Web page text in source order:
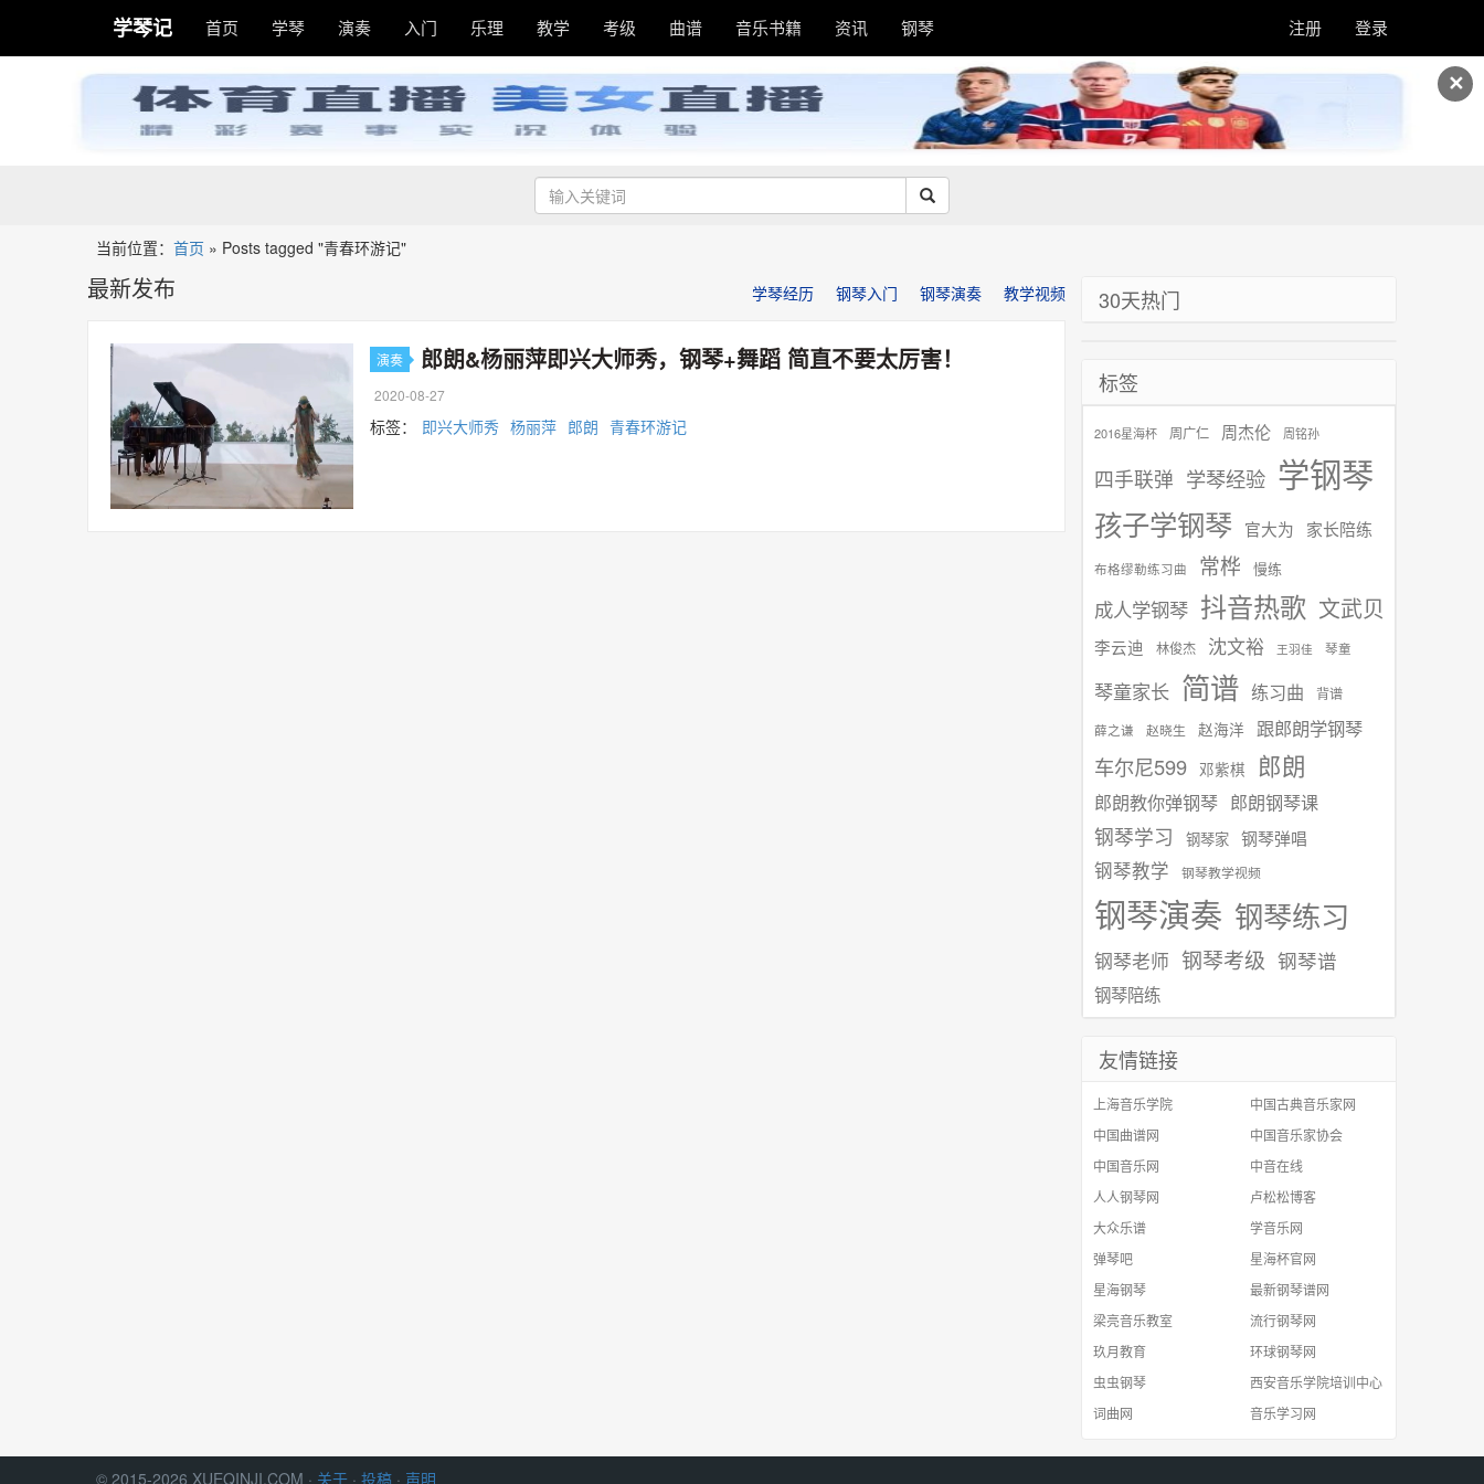
✕
学琴记 首页 学琴 演奏 入门 乐理 教学 考级 曲谱 音乐书籍 资讯 钢琴 注册 登录
当前位置： 首页 » Posts tagged "青春环游记"
最新发布 学琴经历 钢琴入门 钢琴演奏 教学视频
演奏 郎朗&杨丽萍即兴大师秀，钢琴+舞蹈 简直不要太厉害！
2020-08-27
标签： 即兴大师秀 杨丽萍 郎朗 青春环游记
30天热门
标签
2016星海杯 周广仁 周杰伦 周铭孙
四手联弹 学琴经验 学钢琴
孩子学钢琴 官大为 家长陪练
布格缪勒练习曲 常桦 慢练
成人学钢琴 抖音热歌 文武贝
李云迪 林俊杰 沈文裕 王羽佳 琴童
琴童家长 简谱 练习曲 背谱
薛之谦 赵晓生 赵海洋 跟郎朗学钢琴
车尔尼599 邓紫棋 郎朗
郎朗教你弹钢琴 郎朗钢琴课
钢琴学习 钢琴家 钢琴弹唱
钢琴教学 钢琴教学视频
钢琴演奏 钢琴练习
钢琴老师 钢琴考级 钢琴谱
钢琴陪练
友情链接
上海音乐学院
中国古典音乐家网
中国曲谱网
中国音乐家协会
中国音乐网
中音在线
人人钢琴网
卢松松博客
大众乐谱
学音乐网
弹琴吧
星海杯官网
星海钢琴
最新钢琴谱网
梁亮音乐教室
流行钢琴网
玖月教育
环球钢琴网
虫虫钢琴
西安音乐学院培训中心
词曲网
音乐学习网
© 2015-2026 XUEQINJI.COM · 关于 · 投稿 · 声明